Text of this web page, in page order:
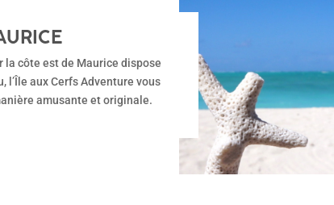
la côte est de Maurice dispose
l’Île aux Cerfs Adventure vous
amusante et originale.